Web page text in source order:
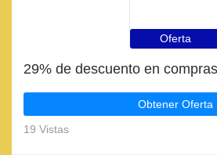
Oferta
Obtener Oferta
19 Vistas